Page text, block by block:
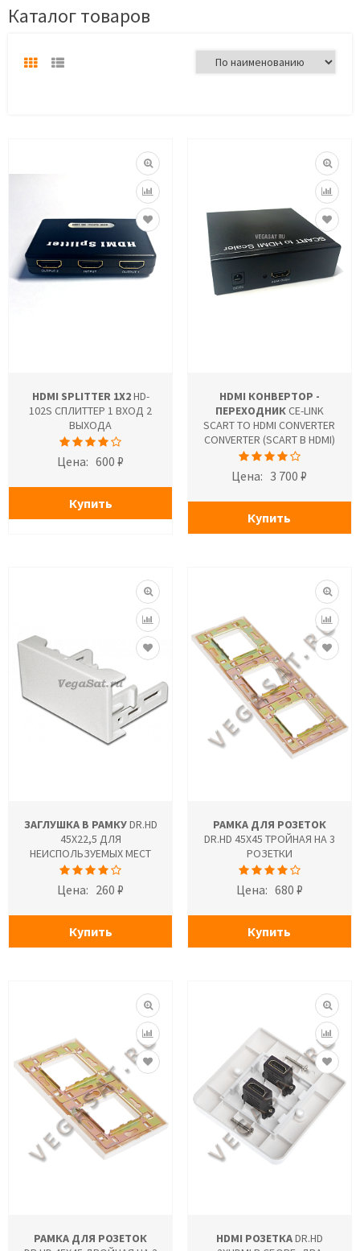
Каталог товаров
HDMI SPLITTER 1X2HD-
102S СПЛИТТЕР 1 ВХОД 2
ВЫХОДА
Цена: 600 ₽
Купить
HDMI КОНВЕРТОР -
ПЕРЕХОДНИКCE-LINK
SCART TO HDMI CONVERTER
CONVERTER (SCART В HDMI)
Цена: 3 700 ₽
Купить
ЗАГЛУШКА В РАМКУDR.HD
45X22,5 ДЛЯ
НЕИСПОЛЬЗУЕМЫХ МЕСТ
Цена: 260 ₽
Купить
РАМКА ДЛЯ РОЗЕТОК
DR.HD 45X45 ТРОЙНАЯ НА 3
РОЗЕТКИ
Цена: 680 ₽
Купить
РАМКА ДЛЯ РОЗЕТОК
HDMI РОЗЕТКАDR.HD